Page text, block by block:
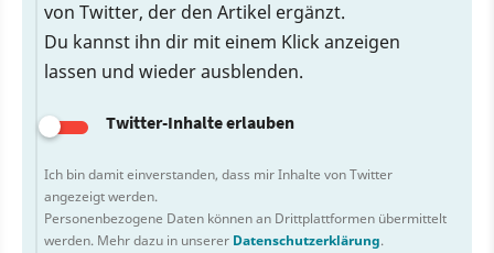
von Twitter, der den Artikel ergänzt.
Du kannst ihn dir mit einem Klick anzeigen
lassen und wieder ausblenden.
Twitter-Inhalte erlauben
Ich bin damit einverstanden, dass mir Inhalte von Twitter
angezeigt werden.
Personenbezogene Daten können an Drittplattformen übermittelt
werden. Mehr dazu in unserer Datenschutzerklärung.